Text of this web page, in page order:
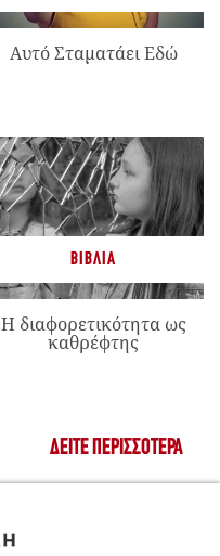
Αυτό Σταματάει Εδώ
ΒΙΒΛΊΑ
Η διαφορετικότητα ως
καθρέφτης
ΔΕΊΤΕ ΠΕΡΙΣΣΌΤΕΡΑ